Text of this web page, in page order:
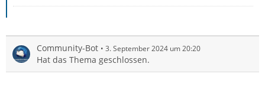
Community-Bot 3. September 2024 um 20:20
Hat das Thema geschlossen.